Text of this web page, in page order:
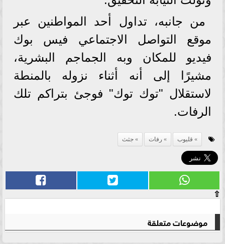
من جانبه، تداول أحد المواطنين عبر
موقع التواصل الاجتماعي فيس بوك
فيديو للمكان وبه الجماجم البشرية،
مشيرًا إلى أنه أثناء نزوله بالمنطة
لاستقلال "توك توك" فوجئ بتراكم تلك
الرفات.
قليوب رفات جثث
⇧
موضوعات متعلقة